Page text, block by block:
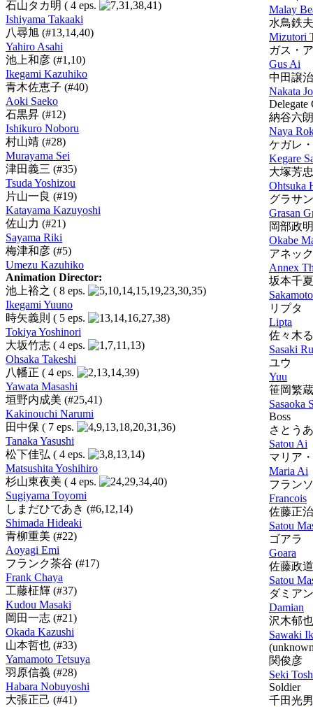
石山タカ明 ( 4 eps.
)
Ishiyama Takaaki
八尋旭 (#13,14,40)
Yahiro Asahi
池上和彦 (#1,10)
Ikegami Kazuhiko
青木佐恵子 (#40)
Aoki Saeko
石黒昇 (#12)
Ishikuro Noboru
村山靖 (#28)
Murayama Sei
津田義三 (#35)
Tsuda Yoshizou
片山一良 (#19)
Katayama Kazuyoshi
佐山力 (#21)
Sayama Riki
梅津和彦 (#5)
Umezu Kazuhiko
Animation Director:
池上裕之 ( 8 eps.
)
Ikegami Yuuno
時矢義則 ( 5 eps.
)
Tokiya Yoshinori
大坂竹志 ( 4 eps.
)
Ohsaka Takeshi
八幡正 ( 4 eps.
)
Yawata Masashi
垣野内成美 (#25,41)
Kakinouchi Narumi
田中保 ( 7 eps.
)
Tanaka Yasushi
松下佳弘 ( 4 eps.
)
Matsushita Yoshihiro
杉山東夜美 ( 4 eps.
)
Sugiyama Toyomi
しまだひであき (#6,12,14)
Shimada Hideaki
青柳重美 (#22)
Aoyagi Emi
フランク茶谷 (#17)
Frank Chaya
工藤柾輝 (#37)
Kudou Masaki
岡田一志 (#21)
Okada Kazushi
山本哲也 (#33)
Yamamoto Tetsuya
羽原信義 (#28)
Habara Nobuyoshi
大張正己 (#41)
Malay
水鳥鉄夫
Mizutori
ガス・
Gus Ai
中田譲治
Nakata
Delegate
納谷六朗
Naya
ケガレ
Kegare
大塚芳忠
Ohtsuka
グラサ
Grasan
岡部政明
Okabe
アネッ
Annex
坂本千夏
リプタ
Lipta
佐々木
Sasaki
ユウ
Yuu
笹岡繁蔵
Sasaoka
Boss
さとう
Satou Ai
マリア
Maria Ai
フラン
Francois
佐藤正治
Satou
ゴアラ
Goara
佐藤政道
Satou
ダミアン
Damian
沢木郁也
Sawaki
関俊彦
Seki
Soldier
千田光男